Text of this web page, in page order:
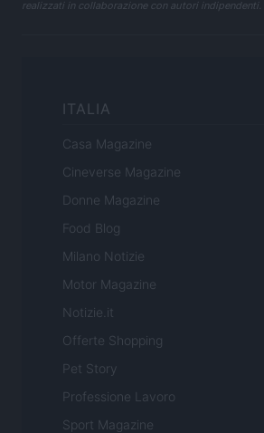
realizzati in collaborazione con autori indipendenti.
ITALIA
Casa Magazine
Cineverse Magazine
Donne Magazine
Food Blog
Milano Notizie
Motor Magazine
Notizie.it
Offerte Shopping
Pet Story
Professione Lavoro
Sport Magazine